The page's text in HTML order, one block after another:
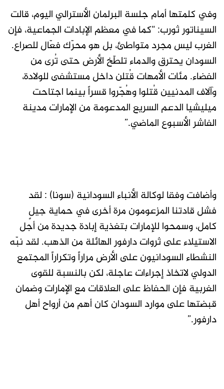
وفي كلمتها أمام جلسة البرلمان الأسترالي اليوم، قالت
السيناتور ثورب: “كما في معظم الإبادات الجماعية، فإن
الغرب ليس مجرد متواطئ، بل هو محرّك فعّال للصراع.
السودان يحترق والدماء تلطّخ الأرض حتى تُرى من
الفضاء. مئات الأمهات قُتلن داخل مستشفى للولادة،
وآلاف المدنيين قُتلوا وهُجّروا قسراً بينما اجتاحت
ميليشيا الدعم السريع المدعومة من الإمارات مدينة
الفاشر الأسبوع الماضي.”
وأضافت وفقا لوكالة الأنباء السودانية (سونا) : لقد
فشل قادتنا المزعومون مرة أخرى في حماية جيلٍ
كامل، وسمحوا للإمارات بتغذية إبادة جديدة من أجل
الاستيلاء على ثروات دارفور الهائلة من الذهب. لقد نبّه
النشطاء السودانيون على الأرض مراراً وتكراراً المجتمع
الدولي لاتخاذ إجراءات عاجلة، لكن بالنسبة للقوى
الغربية فإن الحفاظ على العلاقات مع الإمارات وضمان
قبضتها على موارد السودان كان أهم من أرواح أهل
دارفور.”